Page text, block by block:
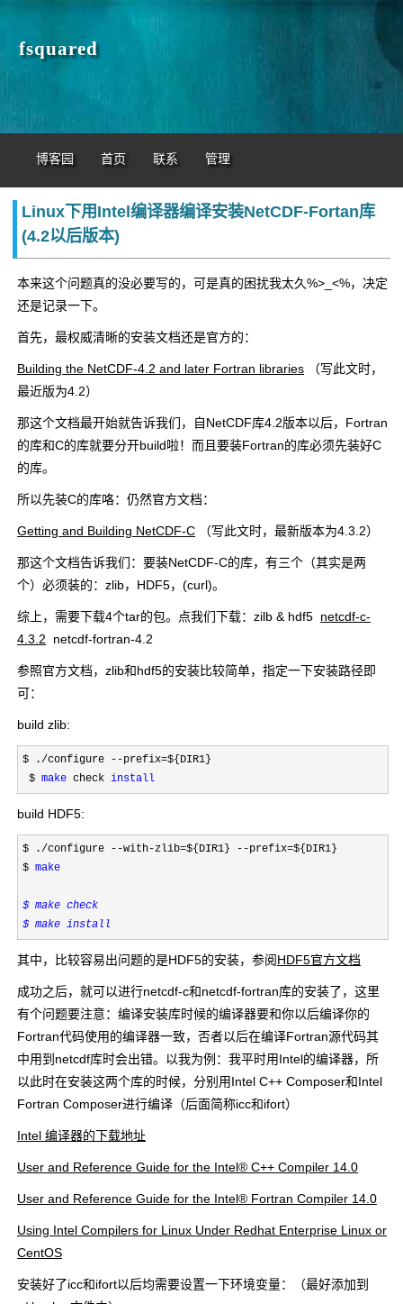
fsquared
博客园 首页 联系 管理
Linux下用Intel编译器编译安装NetCDF-Fortan库
(4.2以后版本)
本来这个问题真的没必要写的，可是真的困扰我太久%>_<%，决定
还是记录一下。
首先，最权威清晰的安装文档还是官方的：
Building the NetCDF-4.2 and later Fortran libraries （写此文时，
最近版为4.2）
那这个文档最开始就告诉我们，自NetCDF库4.2版本以后，Fortran
的库和C的库就要分开build啦！而且要装Fortran的库必须先装好C
的库。
所以先装C的库咯：仍然官方文档：
Getting and Building NetCDF-C （写此文时，最新版本为4.3.2）
那这个文档告诉我们：要装NetCDF-C的库，有三个（其实是两
个）必须装的：zlib，HDF5，(curl)。
综上，需要下载4个tar的包。点我们下载： zilb & hdf5 netcdf-c-
4.3.2
netcdf-fortran-4.2
参照官方文档，zlib和hdf5的安装比较简单，指定一下安装路径即
可：
build zlib:
$ ./configure --prefix=${DIR1}
$ make check install
build HDF5:
$ ./configure --with-zlib=${DIR1} --prefix=${DIR1}
$ make
$ make check
$ make install
其中，比较容易出问题的是HDF5的安装，参阅HDF5官方文档
成功之后，就可以进行netcdf-c和netcdf-fortran库的安装了，这里
有个问题要注意：编译安装库时候的编译器要和你以后编译你的
Fortran代码使用的编译器一致，否者以后在编译Fortran源代码其
中用到netcdf库时会出错。以我为例：我平时用Intel的编译器，所
以此时在安装这两个库的时候，分别用Intel C++ Composer和Intel
Fortran Composer进行编译（后面简称icc和ifort）
Intel 编译器的下载地址
User and Reference Guide for the Intel® C++ Compiler 14.0
User and Reference Guide for the Intel® Fortran Compiler 14.0
Using Intel Compilers for Linux Under Redhat Enterprise Linux or
CentOS
安装好了icc和ifort以后均需要设置一下环境变量：（最好添加到